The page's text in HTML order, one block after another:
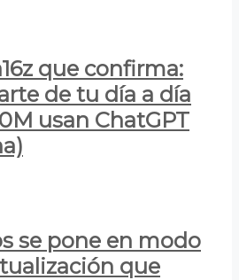
que confirma:
de tu día a día
usan ChatGPT
se pone en modo
que